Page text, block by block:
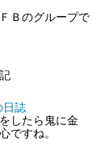
Ｂのグループで
日誌
したら鬼に金
ですね。